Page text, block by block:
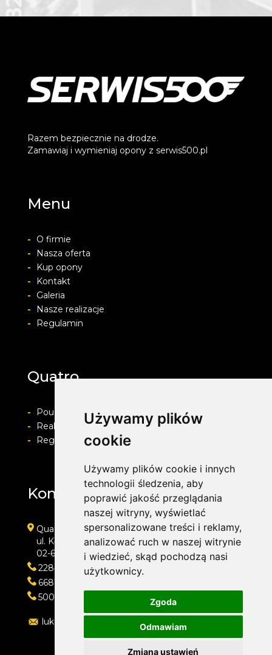
Używamy plików
cookie
Używamy plików cookie i innych
technologii śledzenia, aby
poprawić jakość przeglądania
naszej witryny, wyświetlać
spersonalizowane treści i reklamy,
analizować ruch w naszej witrynie
i wiedzieć, skąd pochodzą nasi
użytkownicy.
Zgoda
Odmawiam
Zmiana ustawień
Razem bezpiecznie na drodze.
Zamawiaj i wymieniaj opony z serwis500.pl
Menu
-
O firmie
-
Nasza oferta
-
Kup opony
-
Kontakt
-
Galeria
-
Nasze realizacje
-
Regulamin
Quatro
-
Pouczenie o prawie do odstapienia od umowy
-
Realizacja zamówienia i formy płatności
-
Regulamin i Polityka prywatności
Kontakt
Quatro
ul. Kłobucka 11
02-699 Warszawa
228473013
668118666
500202421
lukasz@quatro.warszawa.pl